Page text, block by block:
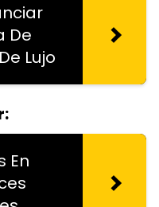
De
Lujo
En